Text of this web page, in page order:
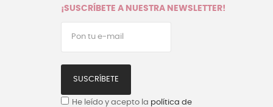
¡SUSCRÍBETE A NUESTRA NEWSLETTER!
SUSCRÍBETE
He leído y acepto la política de